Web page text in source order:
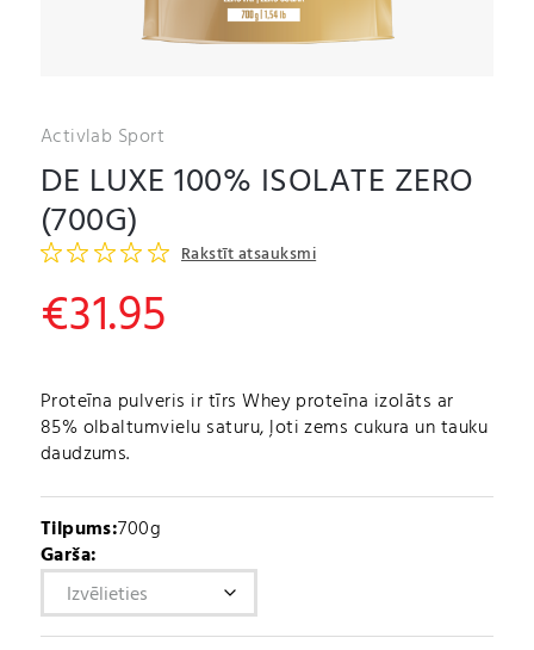
Activlab Sport
DE LUXE 100% ISOLATE ZERO
(700G)
Rakstīt atsauksmi
€31.95
Proteīna pulveris ir tīrs Whey proteīna izolāts ar
85% olbaltumvielu saturu, ļoti zems cukura un tauku
daudzums.
Garša:
Tilpums:700g